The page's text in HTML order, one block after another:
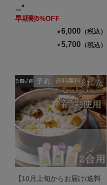
＿*
早期割5%OFF
￥6,000（税込）
￥5,700 （税込）
【10月上旬からお届け/送料